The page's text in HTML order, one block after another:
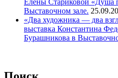
Выставочном зале.
«Два художника — два
выставка Константина
Бурашникова в